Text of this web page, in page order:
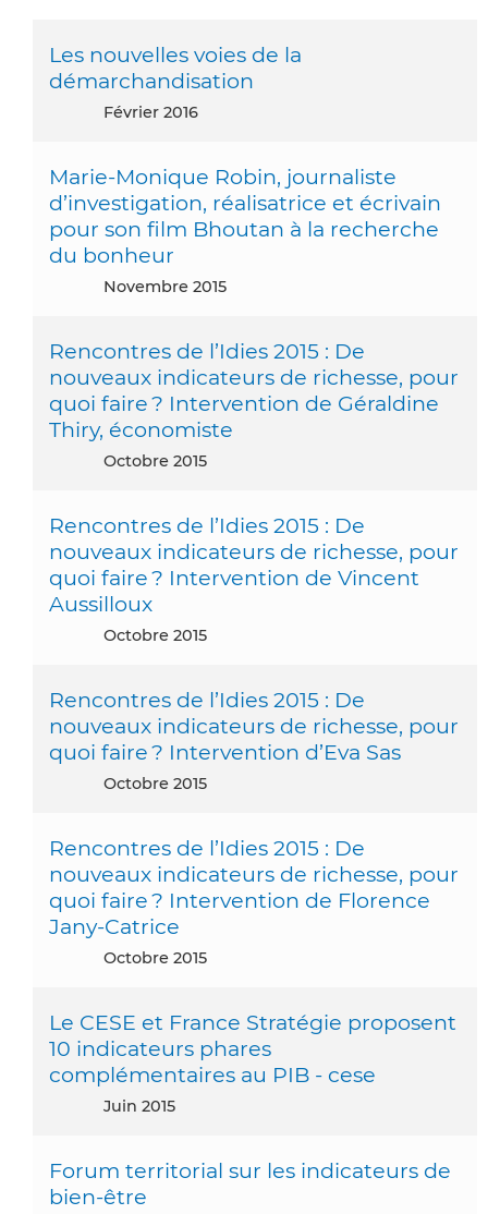
Les nouvelles voies de la
démarchandisation
février 2016
Marie-Monique Robin, journaliste
d’investigation, réalisatrice et écrivain
pour son film Bhoutan à la recherche
du bonheur
novembre 2015
Rencontres de l’Idies 2015 : De
nouveaux indicateurs de richesse, pour
quoi faire ? Intervention de Géraldine
Thiry, économiste
octobre 2015
Rencontres de l’Idies 2015 : De
nouveaux indicateurs de richesse, pour
quoi faire ? Intervention de Vincent
Aussilloux
octobre 2015
Rencontres de l’Idies 2015 : De
nouveaux indicateurs de richesse, pour
quoi faire ? Intervention d’Eva Sas
octobre 2015
Rencontres de l’Idies 2015 : De
nouveaux indicateurs de richesse, pour
quoi faire ? Intervention de Florence
Jany-Catrice
octobre 2015
Le CESE et France Stratégie proposent
10 indicateurs phares
complémentaires au PIB - cese
juin 2015
Forum territorial sur les indicateurs de
bien-être